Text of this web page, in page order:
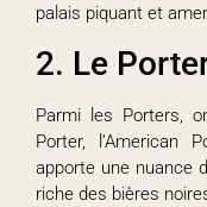
palais piquant et
2. Le
Parmi les Porters,
Porter, l’American
apporte une nuance
riche des bières